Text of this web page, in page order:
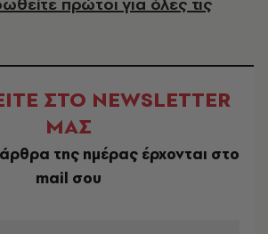
ΣΤΟ NEWSLETTER
ΜΑΣ
της ημέρας έρχονται στο
mail σου